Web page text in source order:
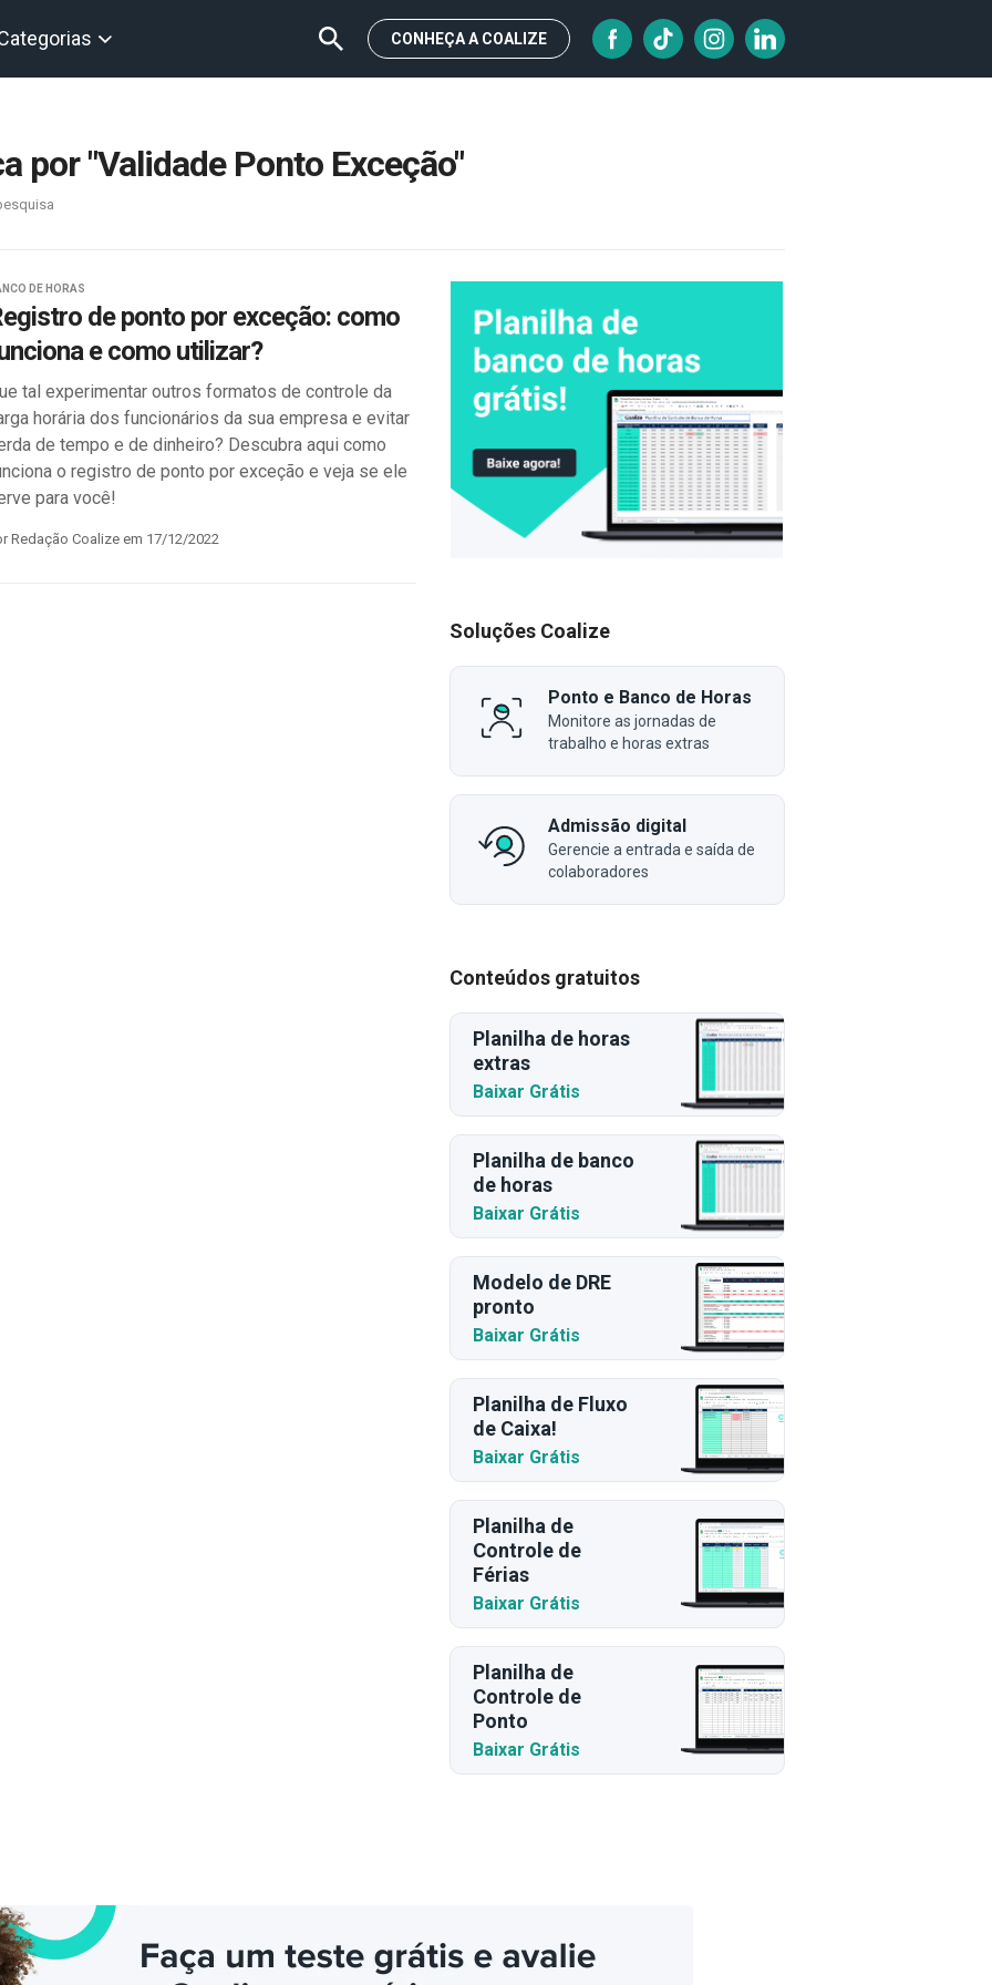
CONHEÇA A COALIZE
por "Validade Ponto Exceção"
DE HORAS
de ponto por exceção: como
e como utilizar?
tal experimentar outros formatos de controle da
horária dos funcionários da sua empresa e evitar
de tempo e de dinheiro? Descubra aqui como
o registro de ponto por exceção e veja se ele
para você!
Redação Coalize em 17/12/2022
Soluções Coalize
Ponto e Banco de Horas
Monitore as jornadas de
trabalho e horas extras
Admissão digital
Gerencie a entrada e saída de
colaboradores
Conteúdos gratuitos
Planilha de horas
extras
Baixar Grátis
Planilha de banco
de horas
Baixar Grátis
Modelo de DRE
pronto
Baixar Grátis
Planilha de Fluxo
de Caixa!
Baixar Grátis
Planilha de
Controle de
Férias
Baixar Grátis
Planilha de
Controle de
Ponto
Baixar Grátis